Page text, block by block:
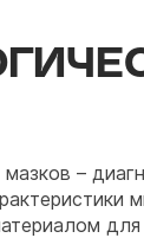
мазков –